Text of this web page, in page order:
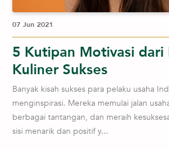
07 Jun 2021
5 Kutipan Motivasi dari
Kuliner Sukses
Banyak kisah sukses para pelaku usaha
menginspirasi. Mereka memulai jalan
berbagai tantangan, dan meraih
sisi menarik dan positif y...